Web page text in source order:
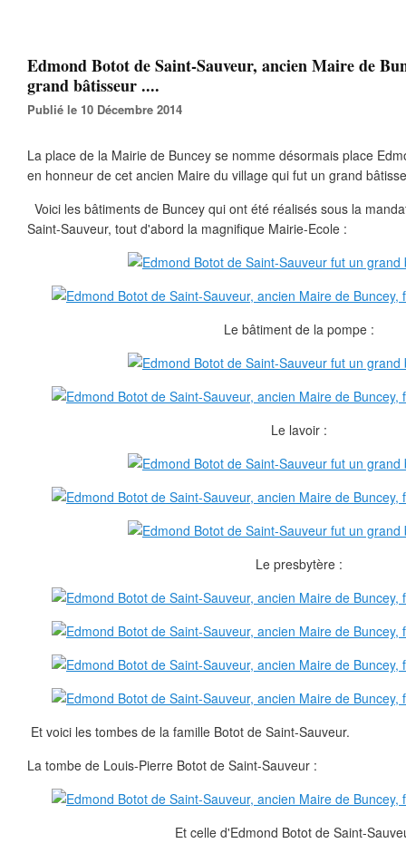
Edmond Botot de Saint-Sauveur, ancien Maire de
grand bâtisseur ....
Publié le 10 Décembre 2014
La place de la Mairie de Buncey se nomme désormais place
en honneur de cet ancien Maire du village qui fut un grand
Voici les bâtiments de Buncey qui ont été réalisés sous la
Saint-Sauveur, tout d'abord la magnifique Mairie-Ecole :
Le bâtiment de la pompe :
Le lavoir :
Le presbytère :
Et voici les tombes de la famille Botot de Saint-Sauveur.
La tombe de Louis-Pierre Botot de Saint-Sauveur :
Et celle d'Edmond Botot de Saint-